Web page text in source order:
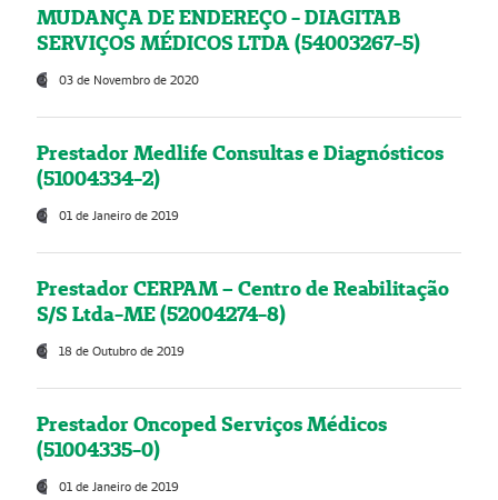
MUDANÇA DE ENDEREÇO - DIAGITAB
SERVIÇOS MÉDICOS LTDA (54003267-5)
03 de Novembro de 2020
Prestador Medlife Consultas e Diagnósticos
(51004334-2)
01 de Janeiro de 2019
Prestador CERPAM – Centro de Reabilitação
S/S Ltda-ME (52004274-8)
18 de Outubro de 2019
Prestador Oncoped Serviços Médicos
(51004335-0)
01 de Janeiro de 2019